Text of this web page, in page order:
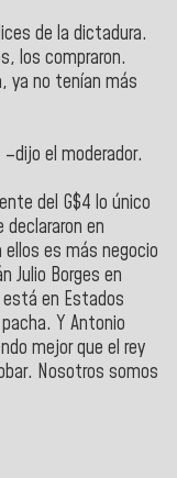
de la dictadura.
los compraron.
ya no tenían más
el moderador.
del G$4 lo único
declararon en
es más negocio
Julio Borges en
en Estados
Y Antonio
mejor que el rey
Nosotros somos